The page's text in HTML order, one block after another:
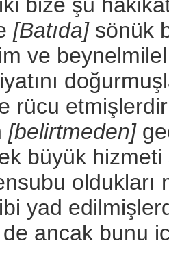
[Batıda] sönük
ve
rücu
[belirtmeden]
büyük
oldukları
yad
ancak bunu